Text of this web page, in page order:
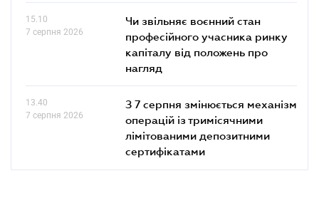
15.10
7 серпня 2026
Чи звільняє воєнний стан
професійного учасника ринку
капіталу від положень про
нагляд
13.40
7 серпня 2026
З 7 серпня змінюється механізм
операцій із тримісячними
лімітованими депозитними
сертифікатами